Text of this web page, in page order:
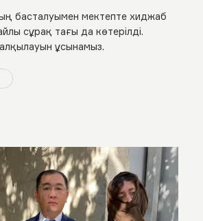
басталуымен мектепте хиджаб
сұрақ тағы да көтерілді.
ұсынамыз.